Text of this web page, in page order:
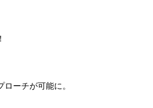
ーチが可能に。